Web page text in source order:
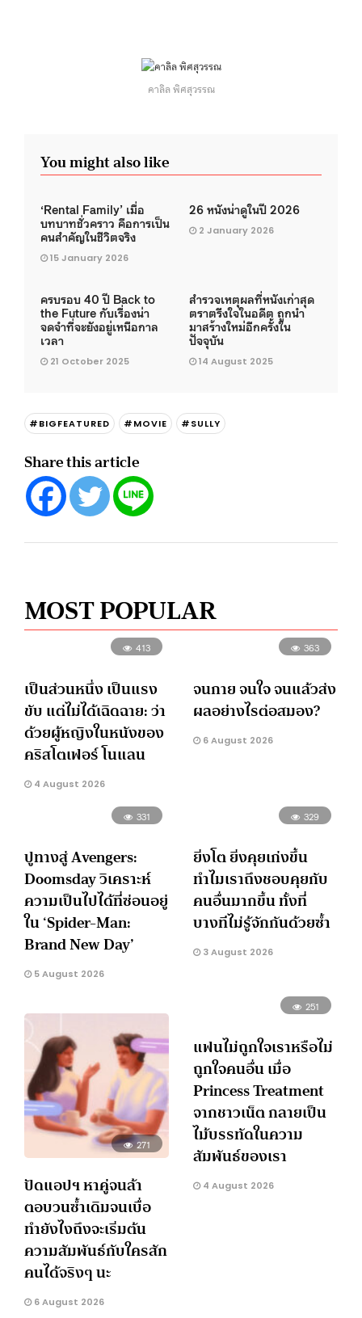
คาลิล พิศสุวรรณ
You might also like
‘Rental Family’ เมื่อ
บทบาทชั่วคราว คือการเป็น
คนสำคัญในชีวิตจริง
15 January 2026
26 หนังน่าดูในปี 2026
2 January 2026
ครบรอบ 40 ปี Back to
the Future กับเรื่องน่า
จดจำที่จะยังอยู่เหนือกาล
เวลา
21 October 2025
สำรวจเหตุผลที่หนังเก่าสุด
ตราตรึงใจในอดีต ถูกนำ
มาสร้างใหม่อีกครั้งใน
ปัจจุบัน
14 August 2025
#BIGFEATURED #MOVIE #SULLY
Share this article
MOST POPULAR
413
เป็นส่วนหนึ่ง เป็นแรง
ขับ แต่ไม่ได้เฉิดฉาย: ว่า
ด้วยผู้หญิงในหนังของ
คริสโตเฟอร์ โนแลน
4 August 2026
363
จนกาย จนใจ จนแล้วส่ง
ผลอย่างไรต่อสมอง?
6 August 2026
331
ปูทางสู่ Avengers:
Doomsday วิเคราะห์
ความเป็นไปได้ที่ซ่อนอยู่
ใน ‘Spider-Man:
Brand New Day’
5 August 2026
329
ยิ่งโต ยิ่งคุยเก่งขึ้น
ทำไมเราถึงชอบคุยกับ
คนอื่นมากขึ้น ทั้งที่
บางทีไม่รู้จักกันด้วยซ้ำ
3 August 2026
271
ปัดแอปฯ หาคู่จนล้า
ตอบวนซ้ำเดิมจนเบื่อ
ทำยังไงถึงจะเริ่มต้น
ความสัมพันธ์กับใครสัก
คนได้จริงๆ นะ
6 August 2026
251
แฟนไม่ถูกใจเราหรือไม่
ถูกใจคนอื่น เมื่อ
Princess Treatment
จากชาวเน็ต กลายเป็น
ไม้บรรทัดในความ
สัมพันธ์ของเรา
4 August 2026